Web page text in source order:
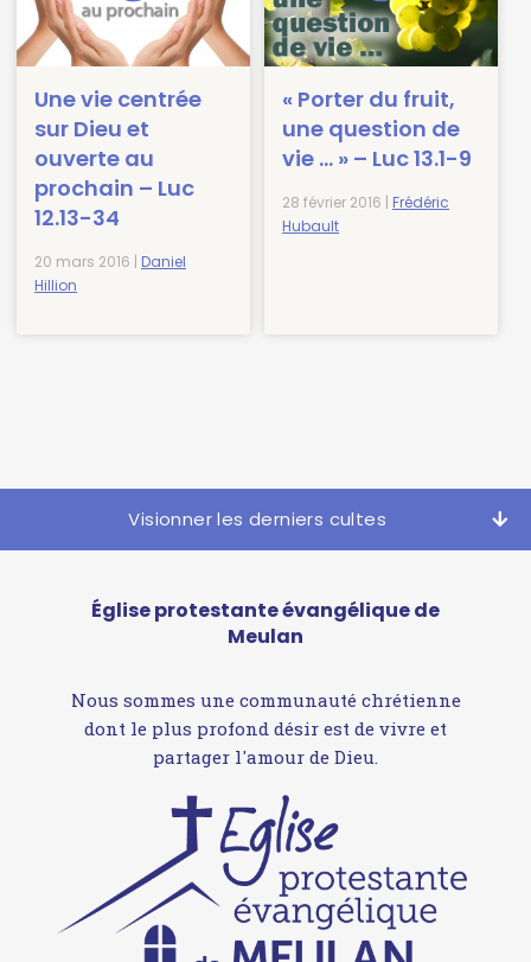
Une vie centrée
sur Dieu et
ouverte au
prochain – Luc
12.13-34
20 mars 2016 | Daniel
Hillion
« Porter du fruit,
une question de
vie … » – Luc 13.1-9
28 février 2016 | Frédéric
Hubault
Visionner les derniers cultes
Église protestante évangélique de
Meulan
Nous sommes une communauté chrétienne
dont le plus profond désir est de vivre et
partager l'amour de Dieu.